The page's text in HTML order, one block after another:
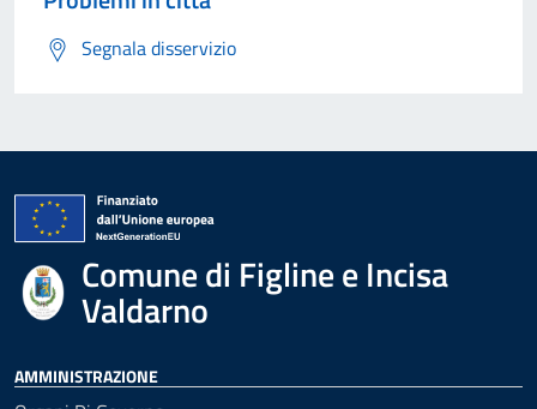
Segnala disservizio
Comune di Figline e Incisa
Valdarno
AMMINISTRAZIONE